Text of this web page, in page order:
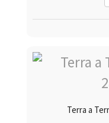
Terra a